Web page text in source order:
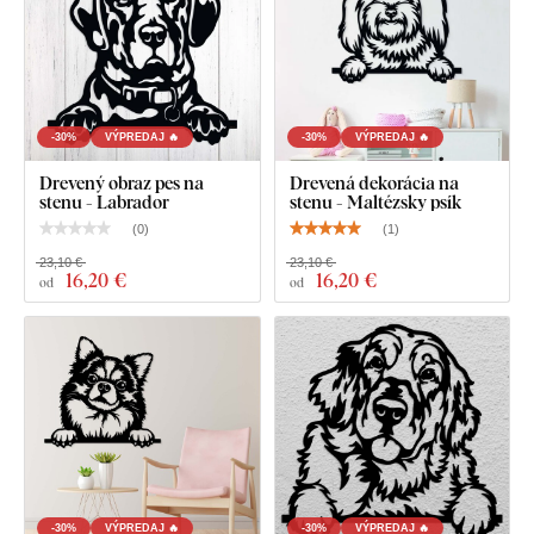
-30% VÝPREDAJ 🔥
Drevený obraz pes na
stenu - Labrador
(0)
od 16,20 €
23,10 €
-30% VÝPREDAJ 🔥
Drevená dekorácia na
stenu - Maltézsky psík
(1 )
od 16,20 €
23,10 €
-30% VÝPREDAJ 🔥 -30% VÝPREDAJ 🔥